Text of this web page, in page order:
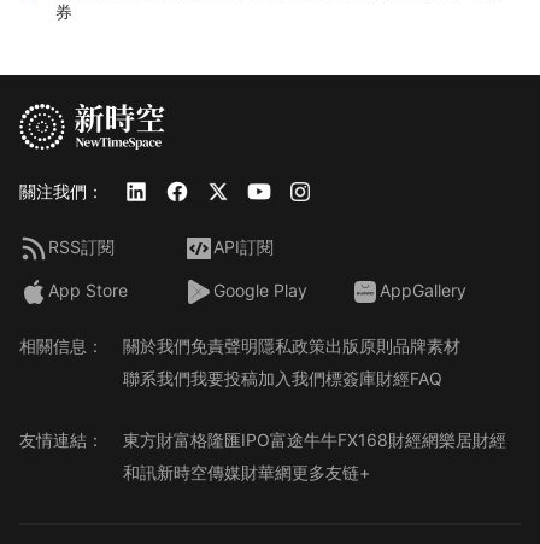
券
關注我們：
RSS訂閱 API訂閱
App Store Google Play AppGallery
相關信息： 關於我們免責聲明隱私政策出版原則品牌素材
聯系我們我要投稿加入我們標簽庫財經FAQ
友情連結： 東方財富格隆匯IPO富途牛牛FX168財經網樂居財經
和訊新時空傳媒財華網更多友链+